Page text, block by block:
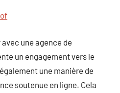
une agence de
un engagement vers le
une manière de
soutenue en ligne. Cela